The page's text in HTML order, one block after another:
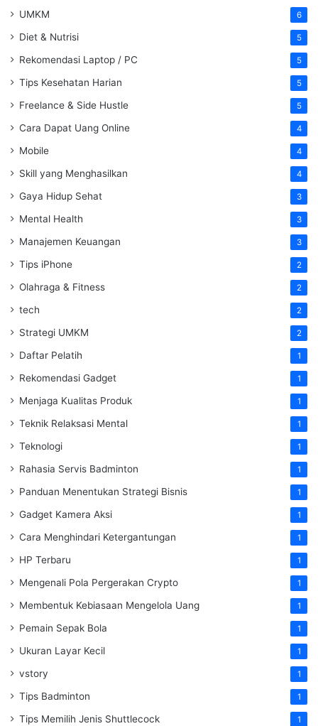
UMKM 6
Diet & Nutrisi 5
Rekomendasi Laptop / PC 5
Tips Kesehatan Harian 5
Freelance & Side Hustle 5
Cara Dapat Uang Online 4
Mobile 4
Skill yang Menghasilkan 4
Gaya Hidup Sehat 3
Mental Health 3
Manajemen Keuangan 3
Tips iPhone 2
Olahraga & Fitness 2
tech 2
Strategi UMKM 2
Daftar Pelatih 1
Rekomendasi Gadget 1
Menjaga Kualitas Produk 1
Teknik Relaksasi Mental 1
Teknologi 1
Rahasia Servis Badminton 1
Panduan Menentukan Strategi Bisnis 1
Gadget Kamera Aksi 1
Cara Menghindari Ketergantungan 1
HP Terbaru 1
Mengenali Pola Pergerakan Crypto 1
Membentuk Kebiasaan Mengelola Uang 1
Pemain Sepak Bola 1
Ukuran Layar Kecil 1
vstory 1
Tips Badminton 1
Tips Memilih Jenis Shuttlecock 1